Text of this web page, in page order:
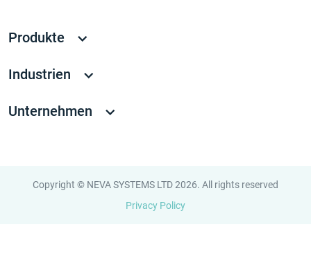
Produkte
Industrien
Unternehmen
Copyright © NEVA SYSTEMS LTD 2026. All rights reserved
Privacy Policy